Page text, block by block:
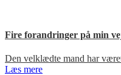
Fire forandringer på min
Den velklædte mand har
Læs mere